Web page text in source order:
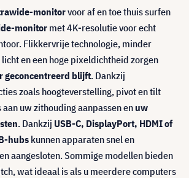
monitorvoor af en toe thuis surfen
monitormet 4K-resolutie voor echt
Flikkervrije technologie, minder
en een hoge pixeldichtheid zorgen
geconcentreerd blijft. Dankzij
zoals hoogteverstelling, pivot en tilt
uw zithouding aanpassen enuw
. Dankzij USB-C, DisplayPort, HDMI of
hubs kunnen apparaten snel en
aangesloten. Sommige modellen bieden
wat ideaal is als u meerdere computers